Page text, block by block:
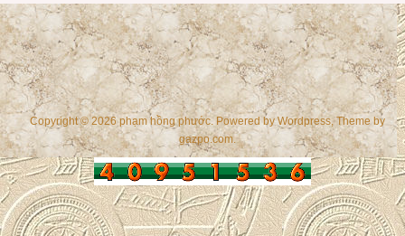
Copyright © 2026 phạm hồng phước. Powered byWordpress, Theme by
gazpo.com.